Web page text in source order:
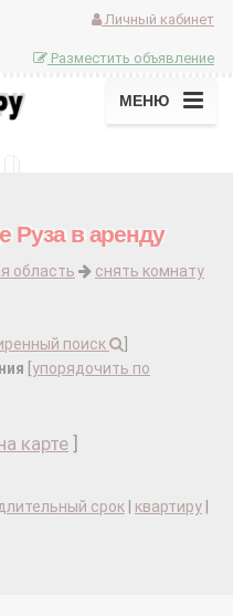
Личный кабинет
Разместить объявление
МЕНЮ
Руза в аренду
область
снять комнату
поиск
упорядочить по
карте
срок квартиру